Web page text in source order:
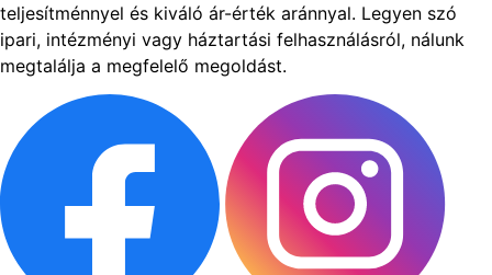
teljesítménnyel és kiváló ár-érték aránnyal. Legyen szó
ipari, intézményi vagy háztartási felhasználásról, nálunk
megtalálja a megfelelő megoldást.